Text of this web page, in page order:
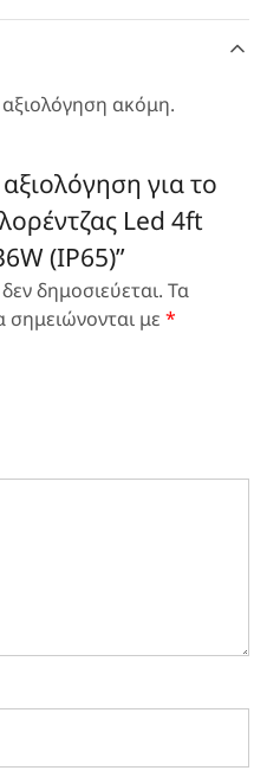
ακόμη.
για το
Led 4ft
(IP65)”
δημοσιεύεται. Τα
σημειώνονται με *